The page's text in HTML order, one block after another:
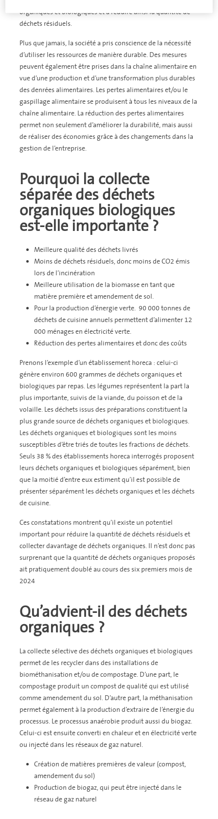
organiques et biologiques et à réduire ainsi la quantité de
déchets résiduels.
Plus que jamais, la société a pris conscience de la nécessité
d’utiliser les ressources de manière durable. Des mesures
peuvent également être prises dans la chaîne alimentaire en
vue d’une production et d’une transformation plus durables
des denrées alimentaires. Les pertes alimentaires et/ou le
gaspillage alimentaire se produisent à tous les niveaux de la
chaîne alimentaire. La réduction des pertes alimentaires
permet non seulement d’améliorer la durabilité, mais aussi
de réaliser des économies grâce à des changements dans la
gestion de l’entreprise.
Pourquoi la collecte
séparée des déchets
organiques biologiques
est-elle importante ?
Meilleure qualité des déchets livrés
Moins de déchets résiduels, donc moins de CO2 émis
lors de l’incinération
Meilleure utilisation de la biomasse en tant que
matière première et amendement de sol.
Pour la production d’énergie verte. 90 000 tonnes de
déchets de cuisine annuels permettent d’alimenter 12
000 ménages en électricité verte.
Réduction des pertes alimentaires et donc des coûts
Prenons l’exemple d’un établissement horeca : celui-ci
génère environ 600 grammes de déchets organiques et
biologiques par repas. Les légumes représentent la part la
plus importante, suivis de la viande, du poisson et de la
volaille. Les déchets issus des préparations constituent la
plus grande source de déchets organiques et biologiques.
Les déchets organiques et biologiques sont les moins
susceptibles d’être triés de toutes les fractions de déchets.
Seuls 38 % des établissements horeca interrogés proposent
leurs déchets organiques et biologiques séparément, bien
que la moitié d’entre eux estiment qu’il est possible de
présenter séparément les déchets organiques et les déchets
de cuisine.
Ces constatations montrent qu’il existe un potentiel
important pour réduire la quantité de déchets résiduels et
collecter davantage de déchets organiques. Il n’est donc pas
surprenant que la quantité de déchets organiques proposés
ait pratiquement doublé au cours des six premiers mois de
2024
Qu’advient-il des déchets
organiques ?
La collecte sélective des déchets organiques et biologiques
permet de les recycler dans des installations de
biométhanisation et/ou de compostage. D’une part, le
compostage produit un compost de qualité qui est utilisé
comme amendement du sol. D’autre part, la méthanisation
permet également à la production d’extraire de l’énergie du
processus. Le processus anaérobie produit aussi du biogaz.
Celui-ci est ensuite converti en chaleur et en électricité verte
ou injecté dans les réseaux de gaz naturel.
Création de matières premières de valeur (compost,
amendement du sol)
Production de biogaz, qui peut être injecté dans le
réseau de gaz naturel